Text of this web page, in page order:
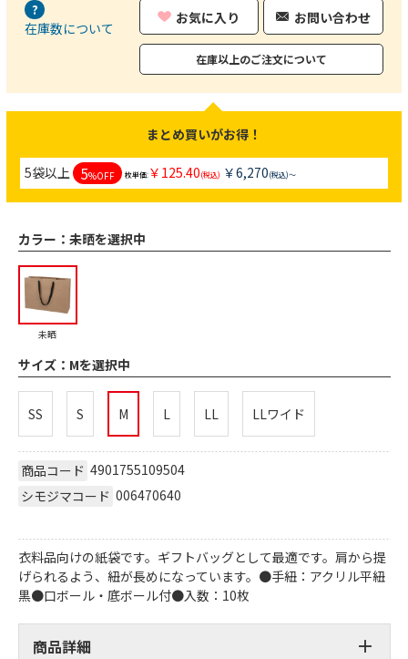
在庫数について
お気に入り お問い合わせ
在庫以上のご注文について
まとめ買いがお得！
5袋以上 5%OFF 枚単価:￥125.40(税込) ￥6,270(税込)～
カラー： 未晒を選択中
未晒
サイズ： Mを選択中
SS S M L LL LLワイド
商品コード 4901755109504
シモジマコード 006470640
衣料品向けの紙袋です。ギフトバッグとして最適です。肩から提
げられるよう、紐が長めになっています。●手紐：アクリル平紐
黒●口ボール・底ボール付●入数：10枚
商品詳細